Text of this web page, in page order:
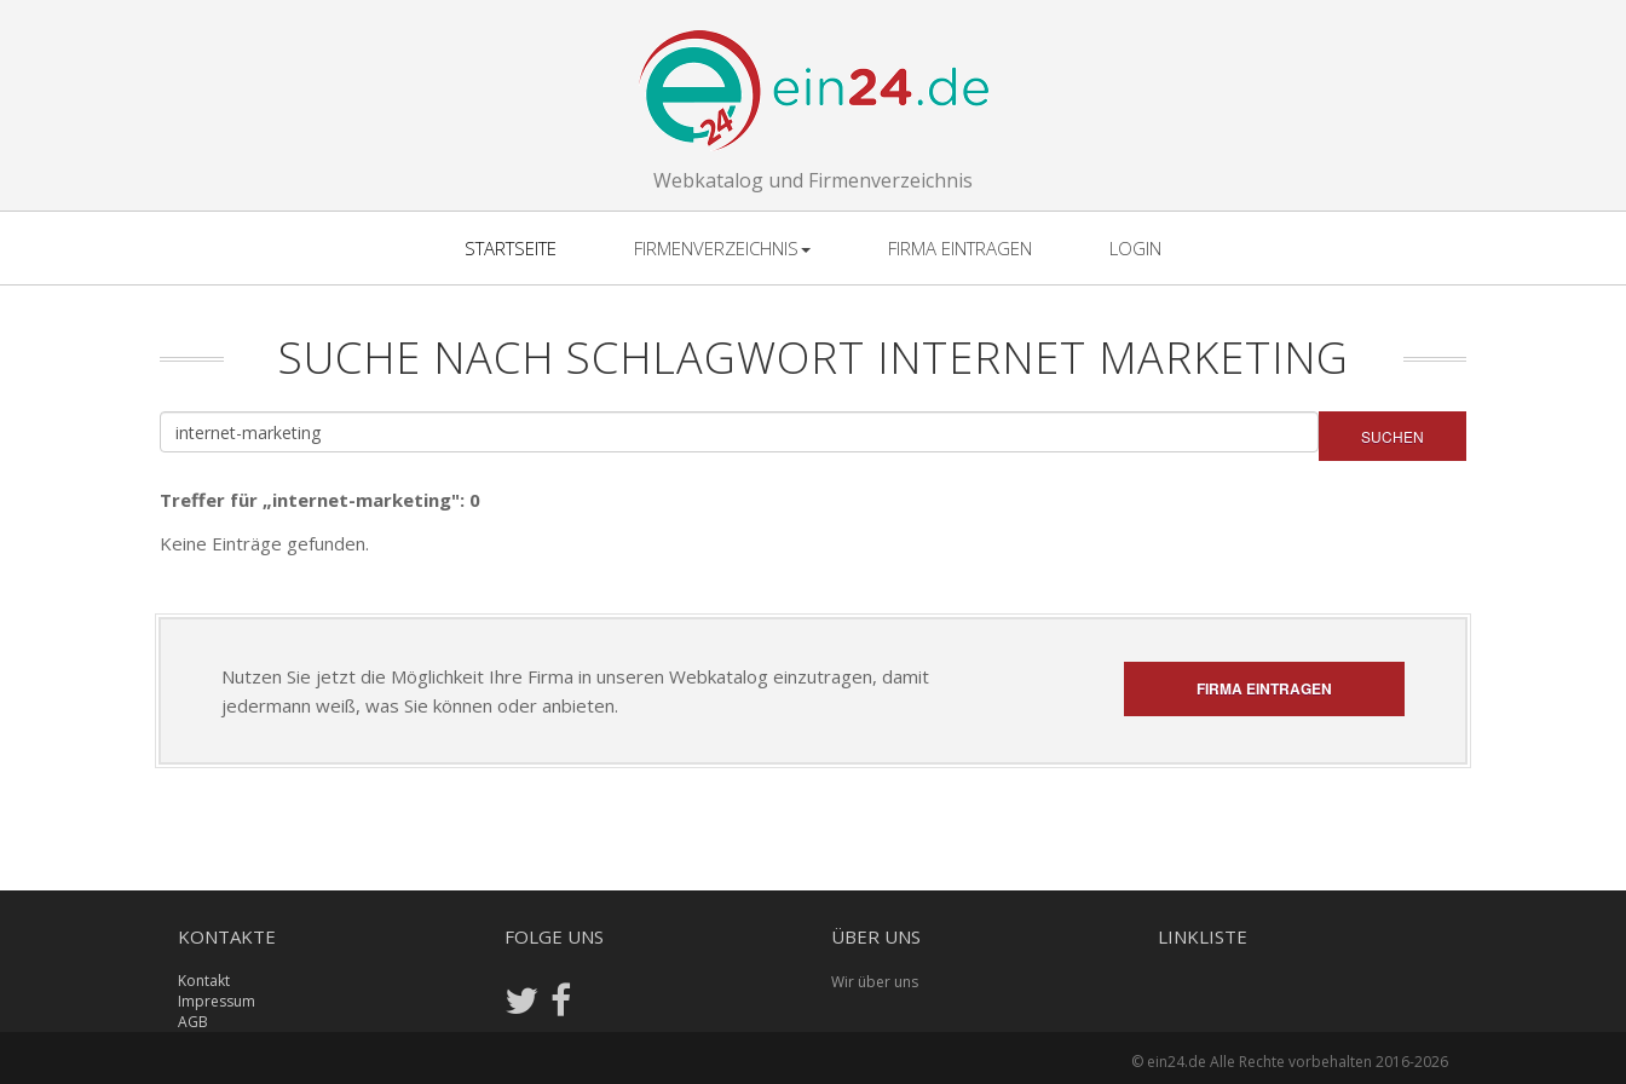
Webkatalog und Firmenverzeichnis
STARTSEITE FIRMENVERZEICHNIS FIRMA EINTRAGEN LOGIN
SUCHE NACH SCHLAGWORT INTERNET MARKETING
SUCHEN
Treffer für „internet-marketing": 0
Keine Einträge gefunden.
Nutzen Sie jetzt die Möglichkeit Ihre Firma in unseren Webkatalog einzutragen, damit
jedermann weiß, was Sie können oder anbieten.
FIRMA EINTRAGEN
KONTAKTE
Kontakt
Impressum
AGB
FOLGE UNS ÜBER UNS
Wir über uns
LINKLISTE
© ein24.de Alle Rechte vorbehalten 2016-2026